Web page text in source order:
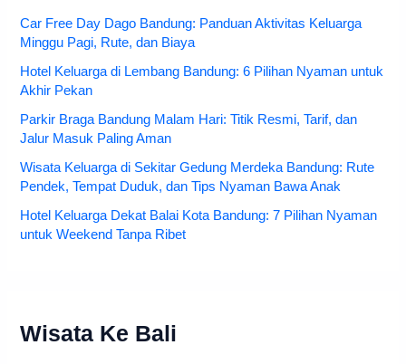
Car Free Day Dago Bandung: Panduan Aktivitas Keluarga
Minggu Pagi, Rute, dan Biaya
Hotel Keluarga di Lembang Bandung: 6 Pilihan Nyaman untuk
Akhir Pekan
Parkir Braga Bandung Malam Hari: Titik Resmi, Tarif, dan
Jalur Masuk Paling Aman
Wisata Keluarga di Sekitar Gedung Merdeka Bandung: Rute
Pendek, Tempat Duduk, dan Tips Nyaman Bawa Anak
Hotel Keluarga Dekat Balai Kota Bandung: 7 Pilihan Nyaman
untuk Weekend Tanpa Ribet
Wisata Ke Bali